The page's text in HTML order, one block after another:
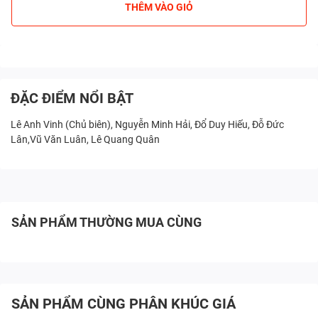
THÊM VÀO GIỎ
ĐẶC ĐIỂM NỔI BẬT
Lê Anh Vinh (Chủ biên), Nguyễn Minh Hải, Đổ Duy Hiếu, Đỗ Đức
Lân,Vũ Văn Luân, Lê Quang Quân
SẢN PHẨM THƯỜNG MUA CÙNG
SẢN PHẨM CÙNG PHÂN KHÚC GIÁ